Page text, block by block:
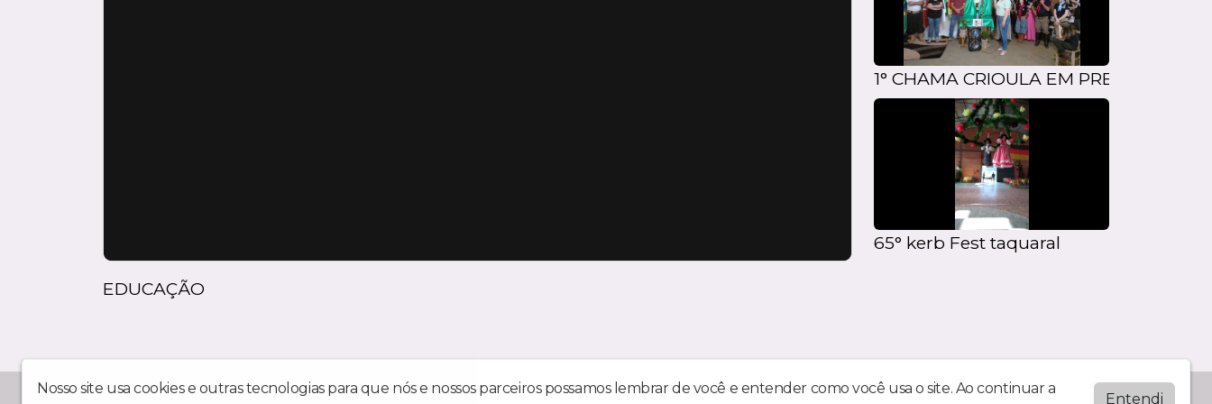
EDUCAÇÃO
1° CHAMA CRIOULA EM PRES.
65° kerb Fest taquaral
Nosso site usa cookies e outras tecnologias para que nós e nossos parceiros possamos lembrar de você e entender como você usa o site. Ao continuar a
Entendi